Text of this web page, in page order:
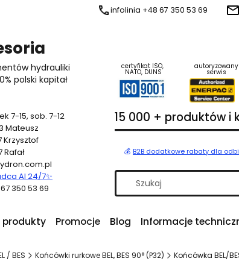
infolinia +48 67 350 53 69
hydrauliki
polski kapitał
certyfikat ISO,
NATO, DUNS
autoryzowany
serwis
7-15, sob. 7-12
Mateusz
Krzysztof
Rafał
AI 24/7✨
350 53 69
15 000 + produktów i
💰 B2B dodatkowe rabaty dla
produkty Promocje Blog Informacje
/ BES Końcówki rurkowe BEL, BES 90° (P32) Końcówka BEL/